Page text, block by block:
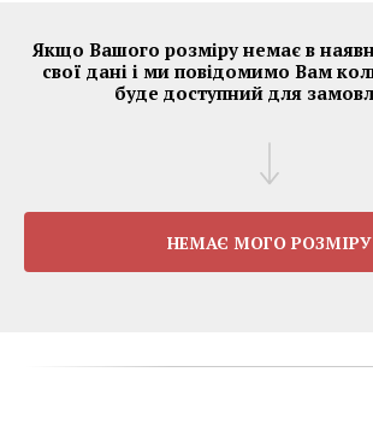
Якщо Вашого розміру немає в
свої дані і ми повідомимо Вам
буде доступний для
НЕМАЄ МОГО РОЗМІРУ